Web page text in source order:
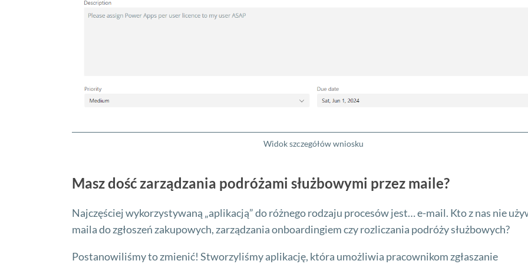
Widok szczegółów wniosku
Masz dość zarządzania podróżami służbowymi przez maile?
Najczęściej wykorzystywaną „aplikacją” do różnego rodzaju procesów jest… e-mail. Kto z nas nie
maila do zgłoszeń zakupowych, zarządzania onboardingiem czy rozliczania podróży służbowych?
Postanowiliśmy to zmienić! Stworzyliśmy aplikację, która umożliwia pracownikom zgłaszanie